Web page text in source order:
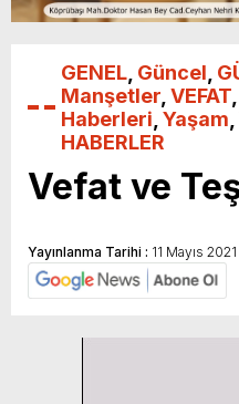
GENEL Güncel
Manşetler VEFAT
Haberleri Yaşam
HABERLER
Vefat ve
Yayınlanma Tarihi : 11 Mayıs